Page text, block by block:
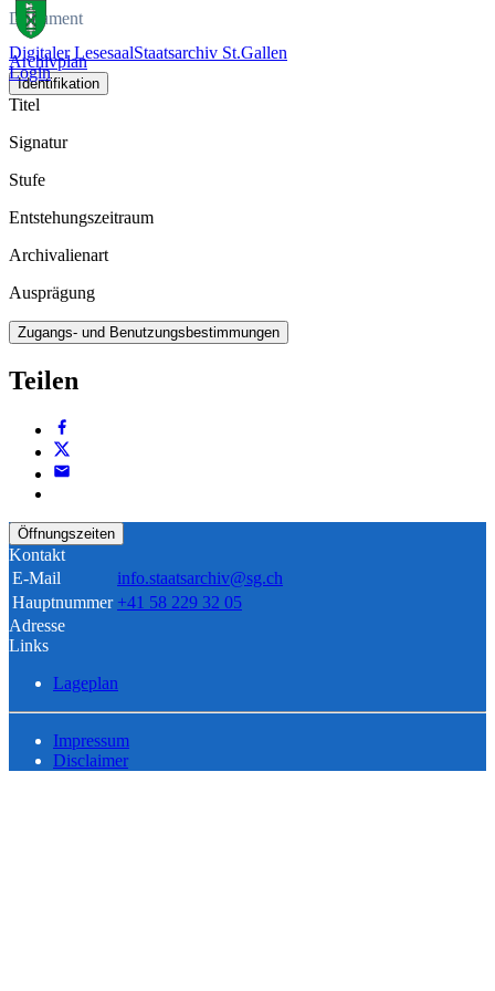
Digitaler LesesaalStaatsarchiv St.Gallen
Login
Dokument
Archivplan
Identifikation
Titel
Signatur
Stufe
Entstehungszeitraum
Archivalienart
Ausprägung
Zugangs- und Benutzungsbestimmungen
Teilen
Öffnungszeiten
Kontakt
E-Mail
info.staatsarchiv@sg.ch
Hauptnummer +41 58 229 32 05
Adresse
Links
Lageplan
Impressum
Disclaimer